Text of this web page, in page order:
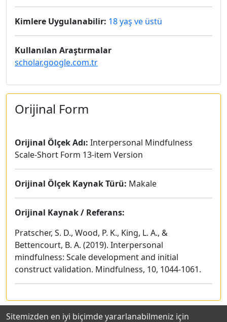
Kimlere Uygulanabilir: 18 yaş ve üstü
Kullanılan Araştırmalar
scholar.google.com.tr
Orijinal Form
Orijinal Ölçek Adı: Interpersonal Mindfulness
Scale-Short Form 13-item Version
Orijinal Ölçek Kaynak Türü: Makale
Orijinal Kaynak / Referans:
Pratscher, S. D., Wood, P. K., King, L. A., &
Bettencourt, B. A. (2019). Interpersonal
mindfulness: Scale development and initial
construct validation. Mindfulness, 10, 1044-1061.
Sitemizden en iyi biçimde yararlanabilmeniz için